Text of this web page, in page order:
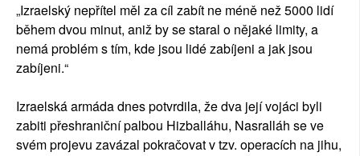
„Izraelský nepřítel měl za cíl zabít ne méně než 5000 lidí
během dvou minut, aniž by se staral o nějaké limity, a
nemá problém s tím, kde jsou lidé zabíjeni a jak jsou
zabíjeni.“
Izraelská armáda dnes potvrdila, že dva její vojáci byli
zabiti přeshraniční palbou Hizballáhu, Nasralláh se ve
svém projevu zavázal pokračovat v tzv. operacích na jihu,